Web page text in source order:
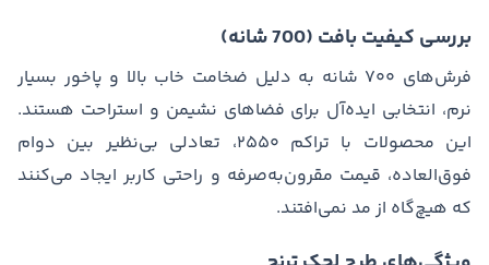
بررسی کیفیت بافت (700 شانه)
فرش‌های ۷۰۰ شانه به دلیل ضخامت خاب بالا و پاخور بسیار
نرم، انتخابی ایده‌آل برای فضاهای نشیمن و استراحت هستند.
این محصولات با تراکم ۲۵۵۰، تعادلی بی‌نظیر بین دوام
فوق‌العاده، قیمت مقرون‌به‌صرفه و راحتی کاربر ایجاد می‌کنند
که هیچ‌گاه از مد نمی‌افتند.